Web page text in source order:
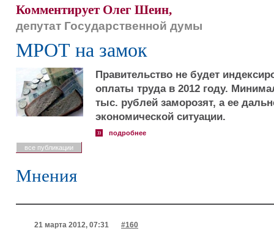
Комментирует Олег Шеин,
депутат Государственной думы
МРОТ на замок
Правительство не будет
оплаты труда в 2012 году.
тыс. рублей заморозят, а ее
экономической ситуации.
подробнее
все публикации
Мнения
21 марта 2012, 07:31 #160